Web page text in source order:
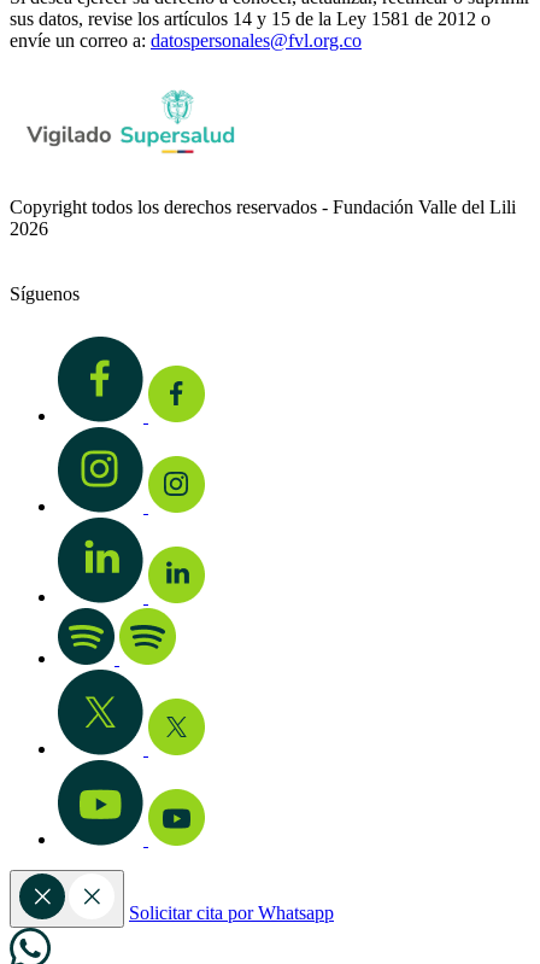
sus datos, revise los artículos 14 y 15 de la Ley 1581 de 2012 o
envíe un correo a: datospersonales@fvl.org.co
Copyright todos los derechos reservados - Fundación Valle del Lili
2026
Síguenos
Solicitar cita por Whatsapp